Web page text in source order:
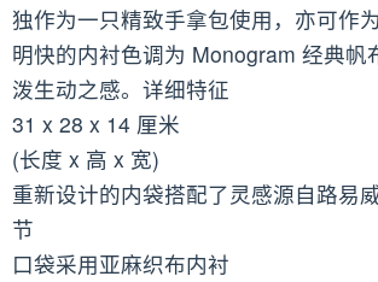
独作为一只精致手拿包使用，亦可作
明快的内衬色调为 Monogram 经典帆
泼生动之感。详细特征
31 x 28 x 14 厘米
(长度 x 高 x 宽)
重新设计的内袋搭配了灵感源自路易
节
口袋采用亚麻织布内衬